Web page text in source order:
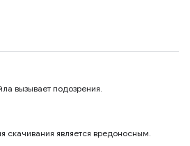
вызывает подозрения.
скачивания является вредоносным.